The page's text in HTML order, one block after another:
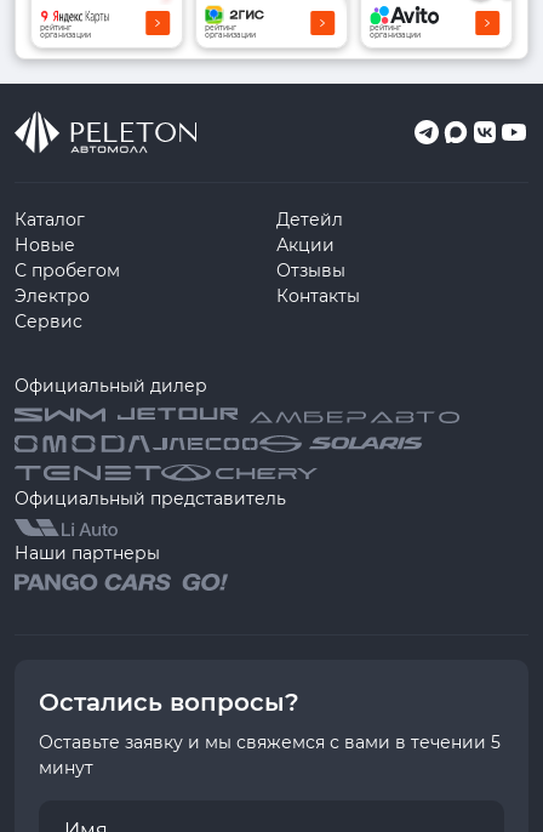
рейтинг
организации
рейтинг
организации
рейтинг
организации
Каталог
Новые
С пробегом
Электро
Сервис
Детейл
Акции
Отзывы
Контакты
Официальный дилер
Официальный представитель
Наши партнеры
Остались вопросы?
Оставьте заявку и мы свяжемся с вами в течении 5
минут